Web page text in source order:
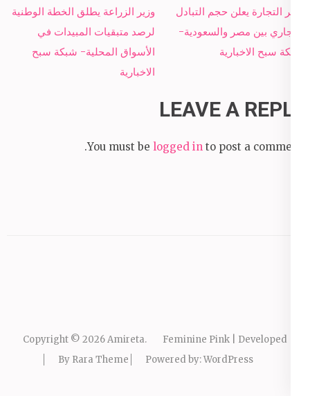
Post
navigation
وزير الزراعة يطلق الخطة الوطنية
لرصد متبقيات المبيدات في
الأسواق المحلية- شبكة سبح
الاخبارية
وزير التجارة يعلن حجم التبادل
التجاري بين مصر والسعودية-
شبكة سبح الاخبارية
LEAVE A REPLY
You must be logged in to post a comment.
Copyright © 2026Amireta.
Feminine Pink | Developed
By Rara Theme Powered by:WordPress